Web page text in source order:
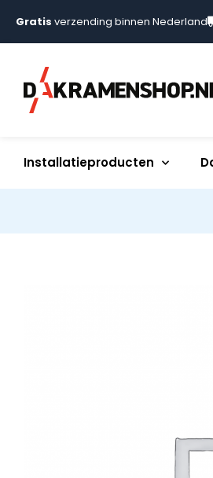
Gratis verzending binnen Nederland
Installatieproducten